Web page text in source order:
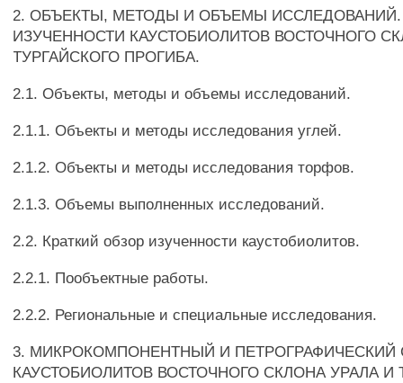
2. ОБЪЕКТЫ, МЕТОДЫ И ОБЪЕМЫ ИССЛЕДОВАНИЙ.
ИЗУЧЕННОСТИ КАУСТОБИОЛИТОВ ВОСТОЧНОГО
ТУРГАЙСКОГО ПРОГИБА.
2.1. Объекты, методы и объемы исследований.
2.1.1. Объекты и методы исследования углей.
2.1.2. Объекты и методы исследования торфов.
2.1.3. Объемы выполненных исследований.
2.2. Краткий обзор изученности каустобиолитов.
2.2.1. Пообъектные работы.
2.2.2. Региональные и специальные исследования.
3. МИКРОКОМПОНЕНТНЫЙ И ПЕТРОГРАФИЧЕСКИЙ
КАУСТОБИОЛИТОВ ВОСТОЧНОГО СКЛОНА УРАЛА И